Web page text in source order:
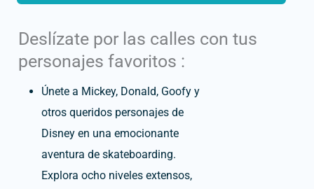
Deslízate por las calles con tus
personajes favoritos :
Únete a Mickey, Donald, Goofy y
otros queridos personajes de
Disney en una emocionante
aventura de skateboarding.
Explora ocho niveles extensos,